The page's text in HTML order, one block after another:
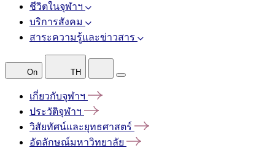
ชีวิตในจุฬาฯ
บริการสังคม
สาระความรู้และข่าวสาร
On TH
เกี่ยวกับจุฬาฯ
ประวัติจุฬาฯ
วิสัยทัศน์และยุทธศาสตร์
อัตลักษณ์มหาวิทยาลัย